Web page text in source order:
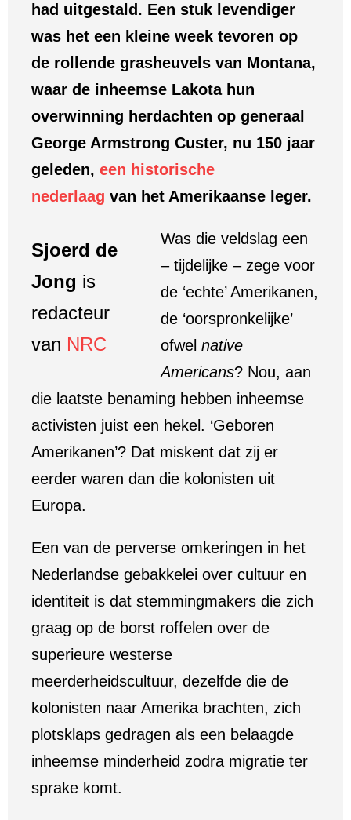
had uitgestald. Een stuk levendiger
was het een kleine week tevoren op
de rollende grasheuvels van Montana,
waar de inheemse Lakota hun
overwinning herdachten op generaal
George Armstrong Custer, nu 150 jaar
geleden, een historische
nederlaag van het Amerikaanse leger.
Sjoerd de
Jong is
redacteur
van NRC
Was die veldslag een
– tijdelijke – zege voor
de ‘echte’ Amerikanen,
de ‘oorspronkelijke’
ofwel native
Americans? Nou, aan
die laatste benaming hebben inheemse
activisten juist een hekel. ‘Geboren
Amerikanen’? Dat miskent dat zij er
eerder waren dan die kolonisten uit
Europa.
Een van de perverse omkeringen in het
Nederlandse gebakkelei over cultuur en
identiteit is dat stemmingmakers die zich
graag op de borst roffelen over de
superieure westerse
meerderheidscultuur, dezelfde die de
kolonisten naar Amerika brachten, zich
plotsklaps gedragen als een belaagde
inheemse minderheid zodra migratie ter
sprake komt.